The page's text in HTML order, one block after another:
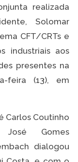
realizada
Solomar
CFT/CRTs e
industriais aos
presentes na
feira (13), em
Carlos Coutinho
José Gomes
dialogou